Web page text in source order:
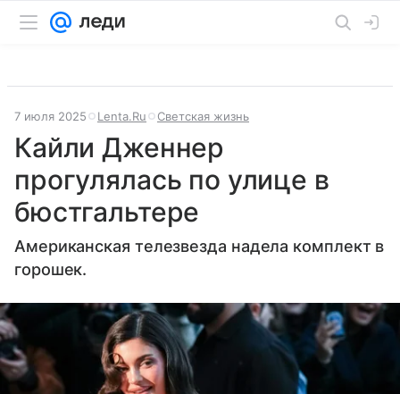
7 июля 2025 Lenta.Ru Светская жизнь
Кайли Дженнер
прогулялась по улице в
бюстгальтере
Американская телезвезда надела комплект в
горошек.